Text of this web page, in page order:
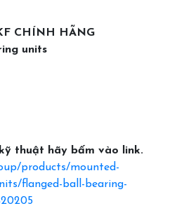
CHÍNH HÃNG
units
thuật hãy bấm vào link.
products/mounted-
flanged-ball-bearing-